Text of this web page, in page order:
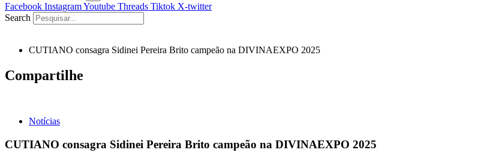
Facebook InstagramYoutube Threads Tiktok X-twitter
Search
CUTIANO consagra Sidinei Pereira Brito campeão na DIVINAEXPO 2025
Compartilhe
Notícias
CUTIANO consagra Sidinei Pereira Brito campeão na DIVINAEXPO 2025